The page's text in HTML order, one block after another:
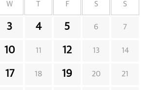
W F S S
3 4 5 6 7
10 11 12 13 14
17 18 19 20 21